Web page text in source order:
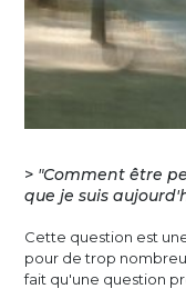
> "Comment être
que je suis
Cette question est
pour de trop
fait qu'une question